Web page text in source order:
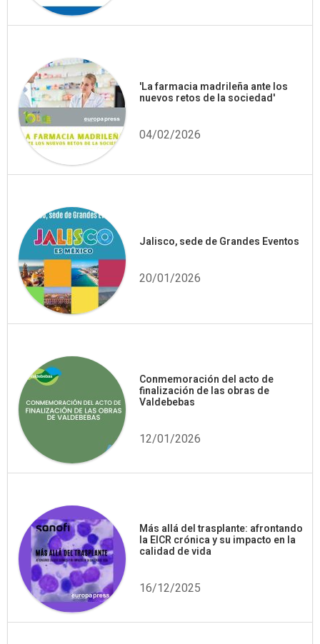
'La farmacia madrileña ante los
nuevos retos de la sociedad'
04/02/2026
Jalisco, sede de Grandes Eventos
20/01/2026
Conmemoración del acto de
finalización de las obras de
Valdebebas
12/01/2026
Más allá del trasplante: afrontando
la EICR crónica y su impacto en la
calidad de vida
16/12/2025